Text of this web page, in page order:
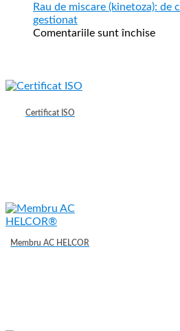
Rau de miscare (kinetoza): de
gestionat
Comentariile sunt închise
Certificat ISO
Membru AC HELCOR